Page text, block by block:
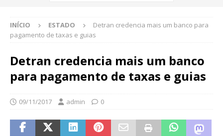
INÍCIO ESTADO
Detran credencia mais um banco para
pagamento de taxas e guias
Detran credencia mais um banco
para pagamento de taxas e guias
09/11/2017 admin 0